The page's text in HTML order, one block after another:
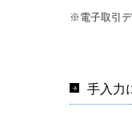
※電子取引
手入力